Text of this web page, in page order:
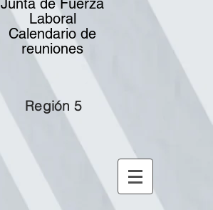
Junta de Fuerza
Laboral
Calendario de
reuniones
Región 5